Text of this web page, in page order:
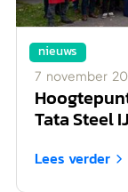
nieuws
7 november
Tata Steel
Lees verder 